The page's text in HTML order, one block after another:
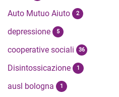
Auto Mutuo Aiuto 2
depressione 5
cooperative sociali 36
Disintossicazione 1
ausl bologna 1